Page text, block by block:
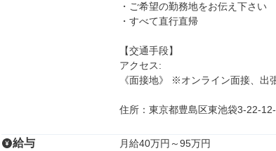
・ご希望の勤務地をお伝え下さい
・すべて直行直帰
【交通手段】
アクセス:
《面接地》 ※オンライン面接、出
住所：東京都豊島区東池袋3-22-
給与 月給40万円～95万円